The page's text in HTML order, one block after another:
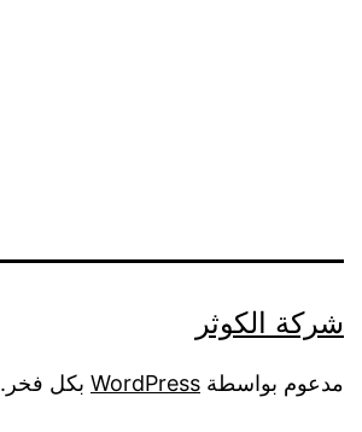
شركة الكوثر
مدعوم بواسطة WordPress بكل فخر.